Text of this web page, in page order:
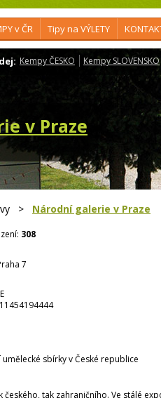
v ČR Tipy na VÝLETY
Kempy ČESKO Kempy SLOVENSKO
v Praze
> Národní galerie v Praze
308
7
E
sbírky v České republice
českého, tak zahraničního. Ve stálé